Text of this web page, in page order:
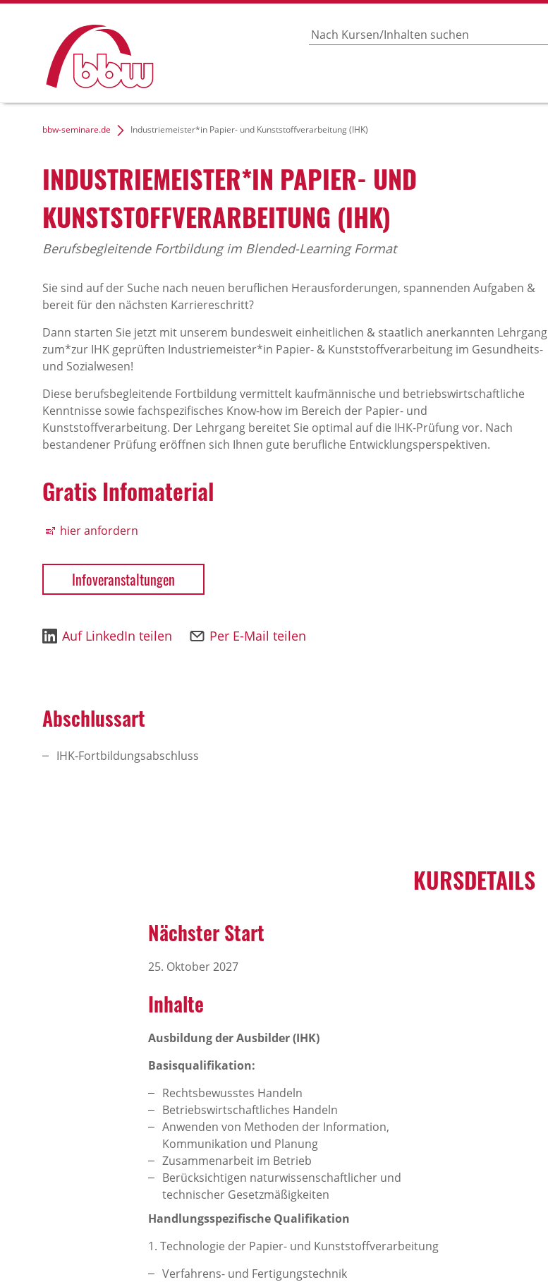
bbw-seminare.de Industriemeister*in Papier- und Kunststoffverarbeitung (IHK)
INDUSTRIEMEISTER*IN PAPIER- UND
KUNSTSTOFFVERARBEITUNG (IHK)
Berufsbegleitende Fortbildung im Blended-Learning Format
Sie sind auf der Suche nach neuen beruflichen Herausforderungen, spannenden Aufgaben &
bereit für den nächsten Karriereschritt?
Dann starten Sie jetzt mit unserem bundesweit einheitlichen & staatlich anerkannten Lehrgang
zum*zur IHK geprüften Industriemeister*in Papier- & Kunststoffverarbeitung im Gesundheits-
und Sozialwesen!
Diese berufsbegleitende Fortbildung vermittelt kaufmännische und betriebswirtschaftliche
Kenntnisse sowie fachspezifisches Know-how im Bereich der Papier- und
Kunststoffverarbeitung. Der Lehrgang bereitet Sie optimal auf die IHK-Prüfung vor. Nach
bestandener Prüfung eröffnen sich Ihnen gute berufliche Entwicklungsperspektiven.
Gratis Infomaterial
hier anfordern
Infoveranstaltungen
Auf LinkedIn teilen Per E-Mail teilen
Abschlussart
IHK-Fortbildungsabschluss
KURSDETAILS
Nächster Start
25. Oktober 2027
Inhalte
Ausbildung der Ausbilder (IHK)
Basisqualifikation:
Rechtsbewusstes Handeln
Betriebswirtschaftliches Handeln
Anwenden von Methoden der Information,
Kommunikation und Planung
Zusammenarbeit im Betrieb
Berücksichtigen naturwissenschaftlicher und
technischer Gesetzmäßigkeiten
Handlungsspezifische Qualifikation
1. Technologie der Papier- und Kunststoffverarbeitung
Verfahrens- und Fertigungstechnik